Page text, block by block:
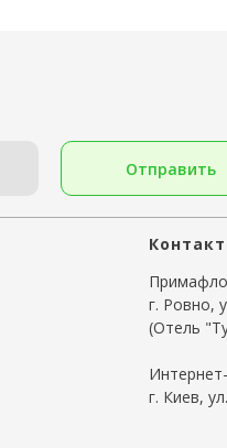
Отправить
г. Ровно,
(Отель
г. Киев,